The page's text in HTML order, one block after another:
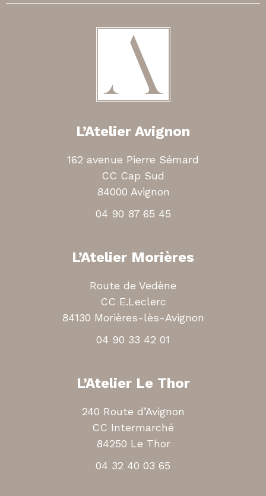
L’Atelier Avignon
162 avenue Pierre Sémard
CC Cap Sud
84000 Avignon
04 90 87 65 45
L’Atelier Morières
Route de Vedène
CC E.Leclerc
84130 Morières-lès-Avignon
04 90 33 42 01
L’Atelier Le Thor
240 Route d’Avignon
CC Intermarché
84250 Le Thor
04 32 40 03 65